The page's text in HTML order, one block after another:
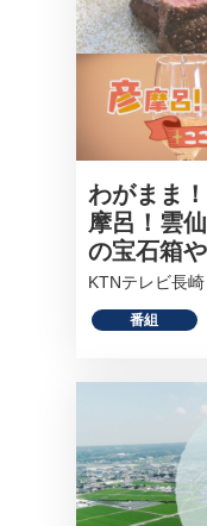
わがまま
摩呂！雲
の宝石箱
KTNテレビ長
番組